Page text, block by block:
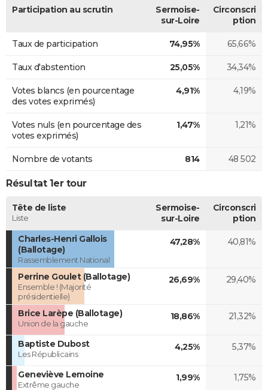
Participation au scrutin
Sermoise-
sur-Loire
Circonscri
ption
Taux de participation 74,95% 65,66%
Taux d'abstention 25,05% 34,34%
Votes blancs (en pourcentage
des votes exprimés)
4,91% 4,19%
Votes nuls (en pourcentage des
votes exprimés)
1,47% 1,21%
Nombre de votants 814 48 502
Résultat 1er tour
Tête de liste
Liste
Sermoise-
sur-Loire
Circonscri
ption
Charles-Henri Gallois
(Ballotage)
Rassemblement National
47,28% 40,81%
Perrine Goulet (Ballotage)
Ensemble ! (Majorité
présidentielle)
26,69% 29,40%
Brice Larèpe (Ballotage)
Union de la gauche
18,86% 21,32%
Baptiste Dubost
Les Républicains
4,25% 5,37%
Geneviève Lemoine
Extrême gauche
1,99% 1,75%